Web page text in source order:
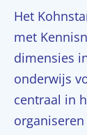
Het
met
dimensies
onderwijs
centraal in